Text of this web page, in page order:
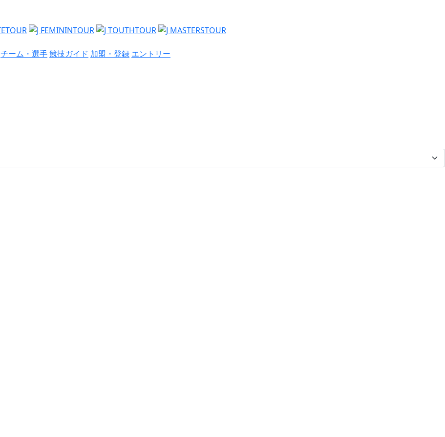
チーム・選手競技ガイド 加盟・登録 エントリー